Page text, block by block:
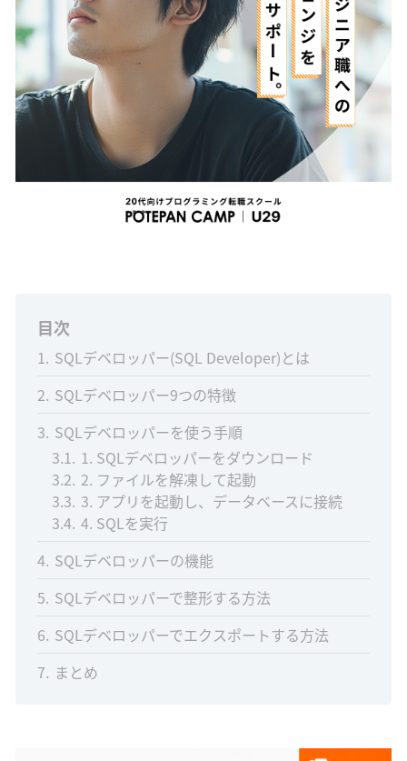
目次
1 SQLデベロッパー(SQL Developer)とは
2 SQLデベロッパー9つの特徴
3 SQLデベロッパーを使う手順
3.1 1. SQLデベロッパーをダウンロード
3.2 2. ファイルを解凍して起動
3.3 3. アプリを起動し、データベースに接続
3.4 4. SQLを実行
4 SQLデベロッパーの機能
5 SQLデベロッパーで整形する方法
6 SQLデベロッパーでエクスポートする方法
7 まとめ